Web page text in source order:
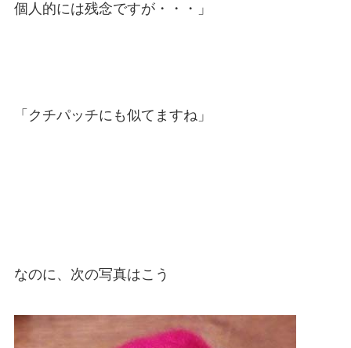
個人的には残念ですが・・・」
「クチパッチにも似てますね」
なのに、次の写真はこう